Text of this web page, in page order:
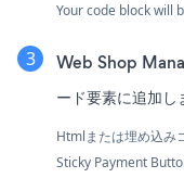
Your code block will
Web Shop
ード要素に追加し
Htmlまたは埋め込み
Sticky Payment